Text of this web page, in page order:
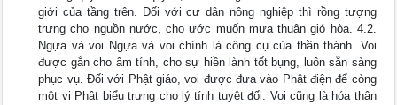
giới của tầng trên. Đối với cư dân nông nghiệp thì rồng tượng
trưng cho nguồn nước, cho ước muốn mưa thuận gió hòa. 4.2.
Ngựa và voi Ngựa và voi chính là công cụ của thần thánh. Voi
được gắn cho âm tính, cho sự hiền lành tốt bụng, luôn sẵn sàng
phục vụ. Đối với Phật giáo, voi được đưa vào Phật điện để cỏng
một vị Phật biểu trưng cho lý tính tuyệt đối. Voi cũng là hóa thân